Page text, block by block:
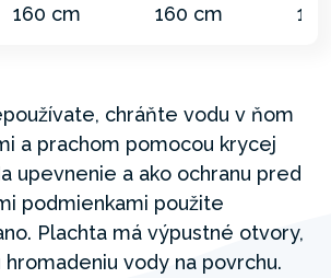
chráňte vodu v ňom
a prachom pomocou krycej
upevnenie a ako ochranu pred
podmienkami použite
Plachta má výpustné otvory,
vody na povrchu.